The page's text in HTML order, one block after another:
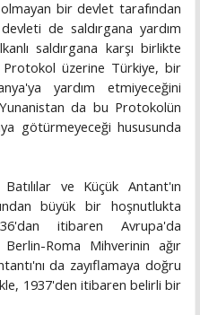
bir devlet tarafından
de saldırgana yardım
saldırgana karşı birlikte
üzerine Türkiye, bir
yardım etmiyeceğini
da bu Protokolün
götürmeyeceği hususunda
ve Küçük Antant'ın
büyük bir hoşnutlukta
itibaren Avrupa'da
Roma Mihverinin ağır
da zayıflamaya doğru
1937'den itibaren belirli bir